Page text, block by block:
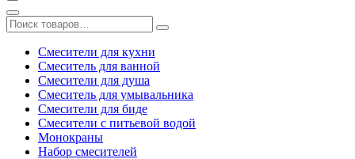
Смесители для кухни
Смеситель для ванной
Смесители для душа
Смеситель для умывальника
Смесители для биде
Смесители с питьевой водой
Монокраны
Набор смесителей